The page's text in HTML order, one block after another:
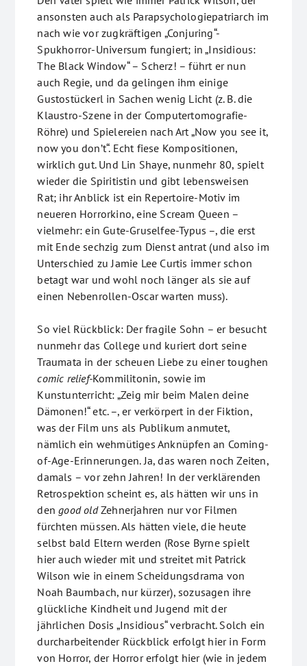
ansonsten auch als Parapsychologiepatriarch im
nach wie vor zugkräftigen „Conjuring“-
Spukhorror-Universum fungiert; in „Insidious:
The Black Window“ – Scherz! – führt er nun
auch Regie, und da gelingen ihm einige
Gustostückerl in Sachen wenig Licht (z. B. die
Klaustro-Szene in der Computertomografie-
Röhre) und Spielereien nach Art „Now you see it,
now you don’t“. Echt fiese Kompositionen,
wirklich gut. Und Lin Shaye, nunmehr 80, spielt
wieder die Spiritistin und gibt lebensweisen
Rat; ihr Anblick ist ein Repertoire-Motiv im
neueren Horrorkino, eine Scream Queen –
vielmehr: ein Gute-Gruselfee-Typus –, die erst
mit Ende sechzig zum Dienst antrat (und also im
Unterschied zu Jamie Lee Curtis immer schon
betagt war und wohl noch länger als sie auf
einen Nebenrollen-Oscar warten muss).
So viel Rückblick: Der fragile Sohn – er besucht
nunmehr das College und kuriert dort seine
Traumata in der scheuen Liebe zu einer toughen
comic relief-Kommilitonin, sowie im
Kunstunterricht: „Zeig mir beim Malen deine
Dämonen!“ etc. –, er verkörpert in der Fiktion,
was der Film uns als Publikum anmutet,
nämlich ein wehmütiges Anknüpfen an Coming-
of-Age-Erinnerungen. Ja, das waren noch Zeiten,
damals – vor zehn Jahren! In der verklärenden
Retrospektion scheint es, als hätten wir uns in
dengood oldZehnerjahren nur vor Filmen
fürchten müssen. Als hätten viele, die heute
selbst bald Eltern werden (Rose Byrne spielt
hier auch wieder mit und streitet mit Patrick
Wilson wie in einem Scheidungsdrama von
Noah Baumbach, nur kürzer), sozusagen ihre
glückliche Kindheit und Jugend mit der
jährlichen Dosis „Insidious“ verbracht. Solch ein
durcharbeitender Rückblick erfolgt hier in Form
von Horror, der Horror erfolgt hier (wie in jedem